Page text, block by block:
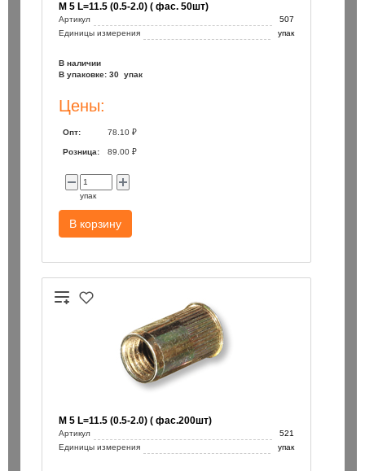
М 5 L=11.5 (0.5-2.0) ( фас. 50шт)
Артикул
507
Единицы измерения
упак
В наличии
В упаковке: 30 упак
Цены:
Опт: 78.10 ₽
Розница: 89.00 ₽
упак
В корзину
М 5 L=11.5 (0.5-2.0) ( фас.200шт)
Артикул
521
Единицы измерения
упак